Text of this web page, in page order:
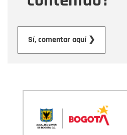
Sí, comentar aquí ❯